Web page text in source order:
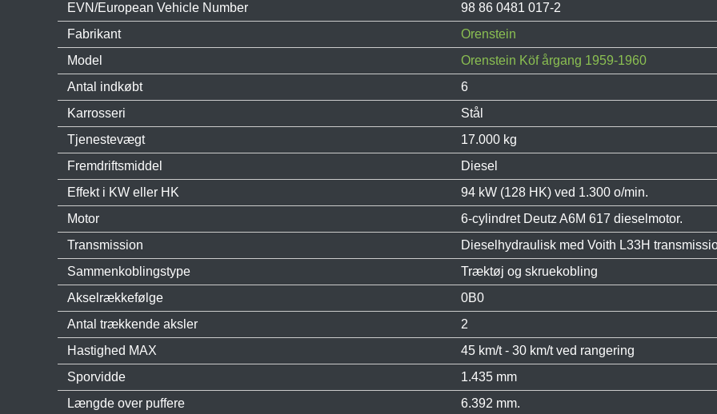
EVN/European Vehicle Number
98 86 0481 017-2
Fabrikant
Orenstein
Model
Orenstein Köf årgang 1959-1960
Antal indkøbt
6
Karrosseri
Stål
Tjenestevægt
17.000 kg
Fremdriftsmiddel
Diesel
Effekt i KW eller HK
94 kW (128 HK) ved 1.300 o/min.
Motor
6-cylindret Deutz A6M 617 dieselmotor.
Transmission
Dieselhydraulisk med Voith L33H
Sammenkoblingstype
Træktøj og skruekobling
Akselrækkefølge
0B0
Antal trækkende aksler
2
Hastighed MAX
45 km/t - 30 km/t ved rangering
Sporvidde
1.435 mm
Længde over puffere
6.392 mm.